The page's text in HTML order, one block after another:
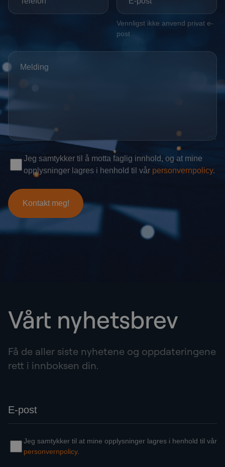
Vårt nyhetsbrev
Få de aller siste nyhetene og oppdateringene
rett i innboksen din.